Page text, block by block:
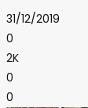
31/12/2019
0
2K
0
0